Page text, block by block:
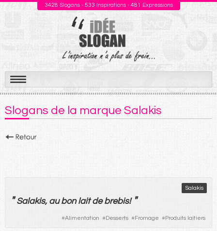
3428 Slogans - 533 Inspirations - 481 Expressions
Aller
au
contenu
Slogans de la marque Salakis
Salakis
"Salakis, au bon lait de brebis! "
#Alimentation #Desserts #Fromage #Produits laitiers